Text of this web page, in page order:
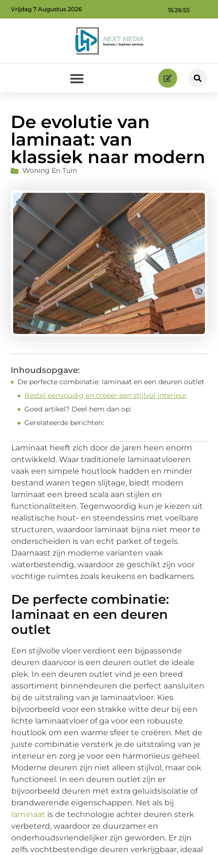
15:26:57
Vrijdag 7 Augustus 2026
De evolutie van
laminaat: van
klassiek naar modern
Woning En Tuin
Inhoudsopgave:
De perfecte combinatie: laminaat en een deuren outlet
Bestel eenvoudig en creëer een stijlvol interieur
Goed artikel? Deel hem dan op:
Gerelateerde berichten:
Laminaat heeft zich door de jaren heen enorm
ontwikkeld. Waar traditionele laminaatvloeren
vaak een simpele houtlook hadden en minder
bestand waren tegen slijtage, biedt modern
laminaat een breed scala aan stijlen en
functionaliteiten. Tegenwoordig kun je kiezen uit
realistische hout- en steendessins met voelbare
structuren, waardoor laminaat bijna niet meer te
onderscheiden is van echt parket of tegels.
Daarnaast zijn moderne varianten vaak
waterbestendig, waardoor ze geschikt zijn voor
vochtige ruimtes zoals keukens en badkamers.
De perfecte combinatie:
laminaat en een deuren
outlet
Een stijlvolle vloer verdient een bijpassende
deuren daarvoor is een deuren outlet de ideale
plek. In een deuren outlet vind je een breed
assortiment binnendeuren die perfect aansluiten
bij de uitstraling van je laminaatvloer. Kies
bijvoorbeeld voor een strakke witte deur bij een
lichte laminaatvloer of ga voor een robuuste
houtlook om een warme sfeer te creëren. Met de
juiste combinatie versterk je de uitstraling van je
interieur en zorg je voor een harmonieus geheel.
Moderne deuren zijn niet alleen stijlvol, maar ook
functioneel. In een deuren outlet zijn er
bijvoorbeeld deuren met extra geluidsisolatie of
brandwerende eigenschappen. Net als bij
laminaat is de technologie achter deuren sterk
verbeterd, waardoor ze duurzamer en
onderhoudsvriendelijker zijn geworden. Er zijn
zelfs vochtbestendige deuren verkrijgbaar, ideaal